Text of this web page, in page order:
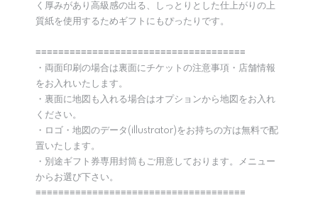
く厚みがあり高級感の出る、しっとりとした仕上がりの上
質紙を使用するためギフトにもぴったりです。
≡≡≡≡≡≡≡≡≡≡≡≡≡≡≡≡≡≡≡≡≡≡≡≡≡≡≡≡≡≡≡≡≡≡≡≡≡
・両面印刷の場合は裏面にチケットの注意事項・店舗情報
をお入れいたします。
・裏面に地図も入れる場合はオプションから地図をお入れ
ください。
・ロゴ・地図のデータ(illustrator)をお持ちの方は無料で配
置いたします。
・別途ギフト券専用封筒もご用意しております。メニュー
からお選び下さい。
≡≡≡≡≡≡≡≡≡≡≡≡≡≡≡≡≡≡≡≡≡≡≡≡≡≡≡≡≡≡≡≡≡≡≡≡≡